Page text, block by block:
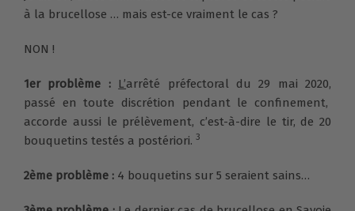
à la brucellose … mais est-ce vraiment le cas ?
NON !
1er problème : L’arrêté préfectoral du 29 mai 2020,
passé en toute discrétion pendant le confinement,
accorde aussi le prélèvement, c’est-à-dire le tir, de 20
bouquetins testés a postériori. 3
2ème problème : 4 bouquetins sur 5 seraient sains…